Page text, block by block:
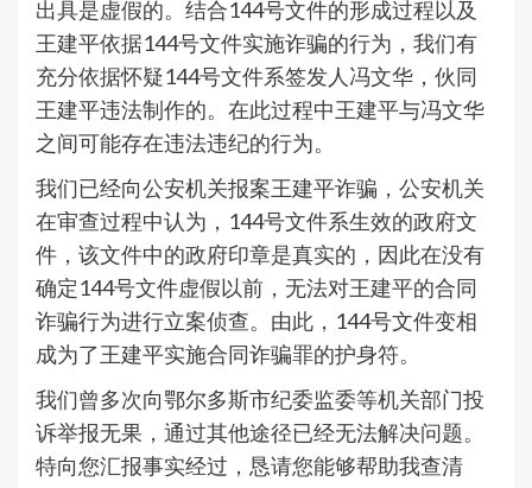
出具是虚假的。结合144号文件的形成过程以及
王建平依据144号文件实施诈骗的行为，我们有
充分依据怀疑144号文件系签发人冯文华，伙同
王建平违法制作的。在此过程中王建平与冯文华
之间可能存在违法违纪的行为。
我们已经向公安机关报案王建平诈骗，公安机关
在审查过程中认为，144号文件系生效的政府文
件，该文件中的政府印章是真实的，因此在没有
确定144号文件虚假以前，无法对王建平的合同
诈骗行为进行立案侦查。由此，144号文件变相
成为了王建平实施合同诈骗罪的护身符。
我们曾多次向鄂尔多斯市纪委监委等机关部门投
诉举报无果，通过其他途径已经无法解决问题。
特向您汇报事实经过，恳请您能够帮助我查清